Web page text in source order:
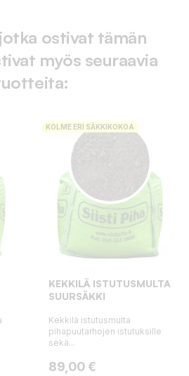
ostivat tämän
myös seuraavia
KOLME ERI SÄKKIKOKOA
KEKKILÄ ISTUTUSMULTA
SUURSÄKKI
Kekkilä istutusmulta
pihapuutarhojen istutuksille
sekä...
Hinta
89,00 €